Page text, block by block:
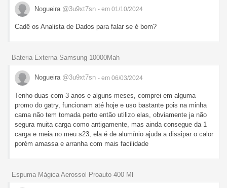
Nogueira @3u9xt7sn - em 01/10/2024
Cadê os Analista de Dados para falar se é bom?
Bateria Externa Samsung 10000Mah
Nogueira @3u9xt7sn - em 06/03/2024
Tenho duas com 3 anos e alguns meses, comprei em alguma
promo do gatry, funcionam até hoje e uso bastante pois na minha
cama não tem tomada perto então utilizo elas, obviamente ja não
segura muita carga como antigamente, mas ainda consegue da 1
carga e meia no meu s23, ela é de alumínio ajuda a dissipar o calor
porém amassa e arranha com mais facilidade
Espuma Mágica Aerossol Proauto 400 Ml